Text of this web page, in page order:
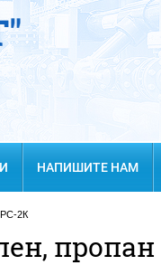
НАПИШИТЕ НАМ
2К